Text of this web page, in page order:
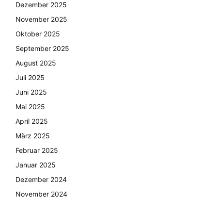
Dezember 2025
November 2025
Oktober 2025
September 2025
August 2025
Juli 2025
Juni 2025
Mai 2025
April 2025
März 2025
Februar 2025
Januar 2025
Dezember 2024
November 2024